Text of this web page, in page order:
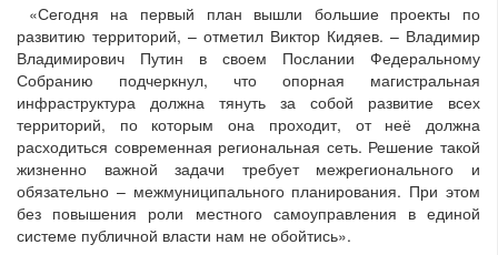
«Сегодня на первый план вышли большие проекты по
развитию территорий, – отметил Виктор Кидяев. – Владимир
Владимирович Путин в своем Послании Федеральному
Собранию подчеркнул, что опорная магистральная
инфраструктура должна тянуть за собой развитие всех
территорий, по которым она проходит, от неё должна
расходиться современная региональная сеть. Решение такой
жизненно важной задачи требует межрегионального и
обязательно – межмуниципального планирования. При этом
без повышения роли местного самоуправления в единой
системе публичной власти нам не обойтись».